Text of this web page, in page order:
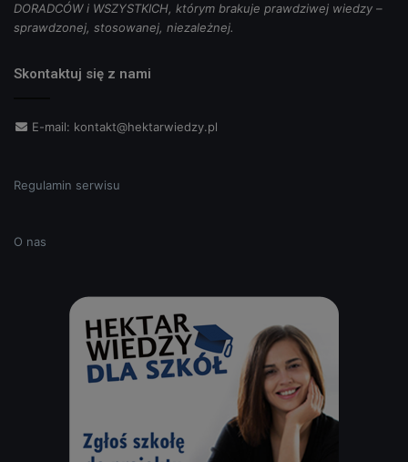
DORADCÓW i WSZYSTKICH, którym brakuje prawdziwej wiedzy –
sprawdzonej, stosowanej, niezależnej.
Skontaktuj się z nami
E-mail: kontakt@hektarwiedzy.pl
Regulamin serwisu
O nas